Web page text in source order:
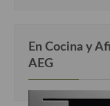
En Cocina y
AEG